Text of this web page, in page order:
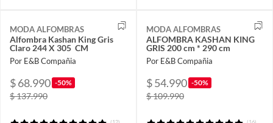
MODA ALFOMBRAS
Alfombra Kashan King Gris
Claro 244 X 305 CM
Por E&B Compañia
$ 68.990 -50%
$ 137.990
MODA ALFOMBRAS
ALFOMBRA KASHAN KING
GRIS 200 cm * 290 cm
Por E&B Compañia
$ 54.990 -50%
$ 109.990